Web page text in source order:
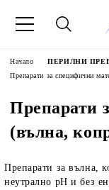
Начало
ПЕРИЛНИ
Препарати за специфични
Препарати
(вълна,
Препарати за вълна,
неутрално pH и без